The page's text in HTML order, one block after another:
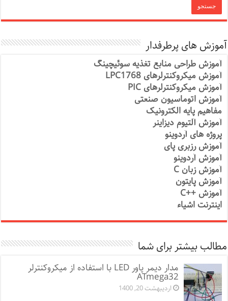
آموزش های پرطرفدار
آموزش طراحی منابع تغذیه سوئیچینگ
آموزش میکروکنترلرهای LPC1768
آموزش میکروکنترلرهای PIC
آموزش اتوماسیون صنعتی
مفاهیم پایه الکترونیک
آموزش آلتیوم دیزاینر
پروژه های آردوینو
آموزش رزبری پای
آموزش آردوینو
آموزش زبان C
آموزش پایتون
آموزش ++C
اینترنت اشیاء
مطالب بیشتر برای شما
مدار دیمر پاور LED با استفاده از میکروکنترلر
ATmega32
اردیبهشت 20, 1400